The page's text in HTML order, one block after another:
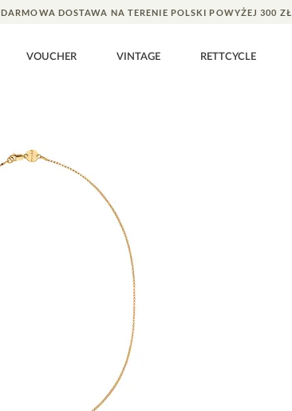
DARMOWA DOSTAWA NA TERENIE POLSKI POWYŻEJ 300 ZŁ
VOUCHER VINTAGE RETTCYCLE